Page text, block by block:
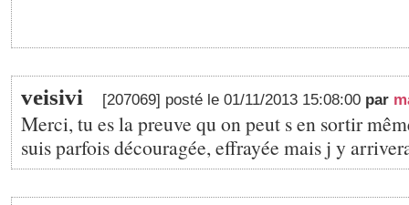
veisivi [207069] posté le 01/11/2013 15:08:00 par
Merci, tu es la preuve qu on peut s en sortir
suis parfois découragée, effrayée mais j y